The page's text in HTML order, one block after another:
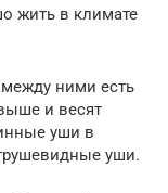
жить в климате
ними есть
и весят
уши в
уши.